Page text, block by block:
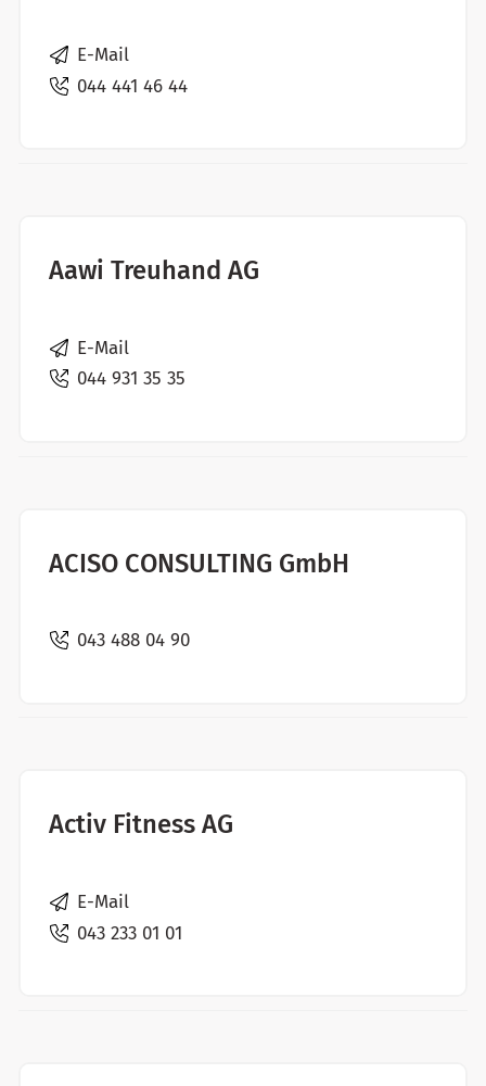
E-Mail
044 441 46 44
Aawi Treuhand AG
E-Mail
044 931 35 35
ACISO CONSULTING GmbH
043 488 04 90
Activ Fitness AG
E-Mail
043 233 01 01